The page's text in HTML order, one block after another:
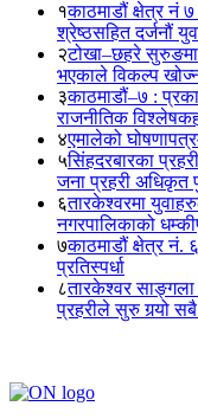
१काठमाडौं क्षेत्र नं
श्रेष्ठसहित दर्जनौं
२टोखा–छहरे
भएकाले विकल्प
३काठमाडौं–७ :
राजनीतिक
४एमालेको
५सिंहदरबारका
जना प्रहरी अधिकृत
६तारकेश्वरमा
नगरपालिकाको
७काठमाडौं क्षेत्र नं.
प्रतिस्पर्धा
८तारकेश्वर साङ्गला
प्रहरीले सुरु गर्‍यो